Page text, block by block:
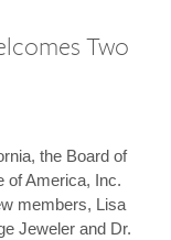
Two
the Board of
of America, Inc.
members, Lisa
Jeweler and Dr.